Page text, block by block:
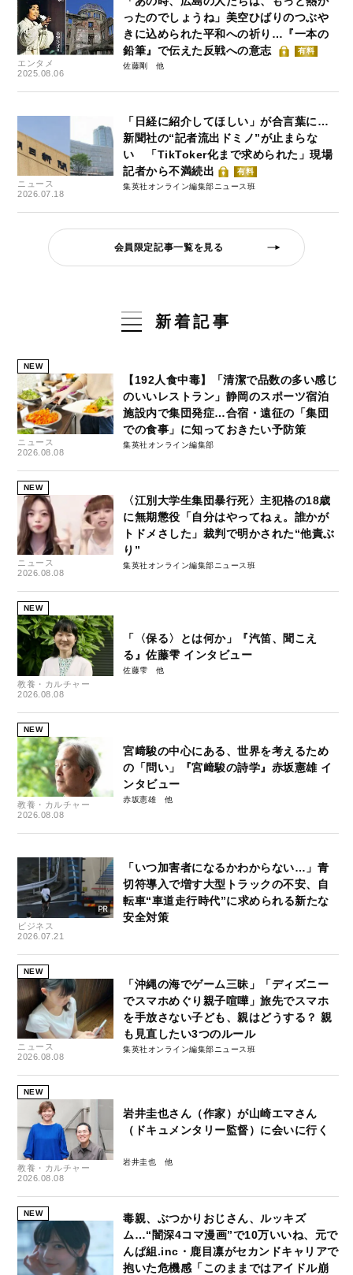
エンタメ
2025.08.06
ったのでしょうね」美空ひばりのつぶや
きに込められた平和への祈り…『一本の
鉛筆』で伝えた反戦への意志
有料
佐藤剛
ニュース
2026.07.18
「日経に紹介してほしい」が合言葉に…
新聞社の“記者流出ドミノ”が止まらな
い 「TikToker化まで求められた」現場
記者から不満続出
有料
集英社オンライン編集部ニュース班
会員限定記事一覧を見る
新着記事
NEW
ニュース
2026.08.08
【192人食中毒】「清潔で品数の多い感じ
のいいレストラン」静岡のスポーツ宿泊
施設内で集団発症…合宿・遠征の「集団
での食事」に知っておきたい予防策
集英社オンライン編集部
NEW
ニュース
2026.08.08
〈江別大学生集団暴行死〉主犯格の18歳
に無期懲役「自分はやってねぇ。誰かが
トドメさした」裁判で明かされた“他責ぶ
り”
集英社オンライン編集部ニュース班
NEW
教養・カルチャー
2026.08.08
「〈保る〉とは何か」『汽笛、聞こえ
る』佐藤雫 インタビュー
佐藤雫
NEW
教養・カルチャー
2026.08.08
宮﨑駿の中心にある、世界を考えるため
の「問い」『宮﨑駿の詩学』赤坂憲雄 イ
ンタビュー
赤坂憲雄
ビジネス
2026.07.21
「いつ加害者になるかわからない…」青
切符導入で増す大型トラックの不安、自
転車“車道走行時代”に求められる新たな
安全対策
NEW
ニュース
2026.08.08
「沖縄の海でゲーム三昧」「ディズニー
でスマホめぐり親子喧嘩」旅先でスマホ
を手放さない子ども、親はどうする？ 親
も見直したい3つのルール
集英社オンライン編集部ニュース班
NEW
教養・カルチャー
2026.08.08
岩井圭也さん（作家）が山崎エマさん
（ドキュメンタリー監督）に会いに行く
岩井圭也
NEW
毒親、ぶつかりおじさん、ルッキズ
ム…“闇深4コマ漫画”で10万いいね、元で
んぱ組.inc・鹿目凛がセカンドキャリアで
抱いた危機感「このままではアイドル崩